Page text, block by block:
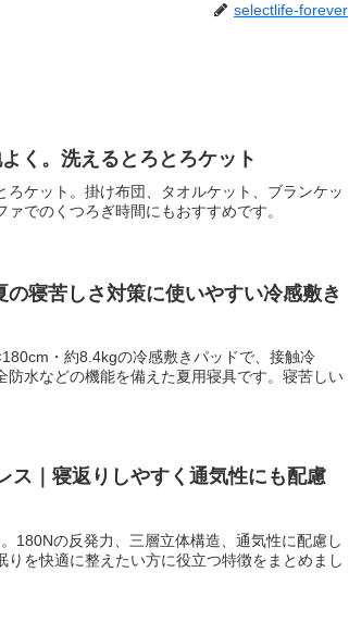
selectlife-forever
く。洗えるとろとろケット
ケット。掛け布団、タオルケット、ブランケッ
でのくつろぎ時間にもおすすめです。
寝苦しさ対策に使いやすい冷感敷き
・約8.4kgの冷感敷きパッドで、接触冷
水などの機能を備えた夏用寝具です。寝苦しい
ス｜寝返りしやすく通気性にも配慮
180Nの反発力、三層立体構造、通気性に配慮し
を快適に整えたい方に役立つ特徴をまとめまし